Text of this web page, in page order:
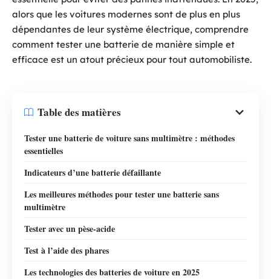
alors que les voitures modernes sont de plus en plus
dépendantes de leur système électrique, comprendre
comment tester une batterie de manière simple et
efficace est un atout précieux pour tout automobiliste.
Table des matières
Tester une batterie de voiture sans multimètre : méthodes
essentielles
Indicateurs d’une batterie défaillante
Les meilleures méthodes pour tester une batterie sans
multimètre
Tester avec un pèse-acide
Test à l’aide des phares
Les technologies des batteries de voiture en 2025